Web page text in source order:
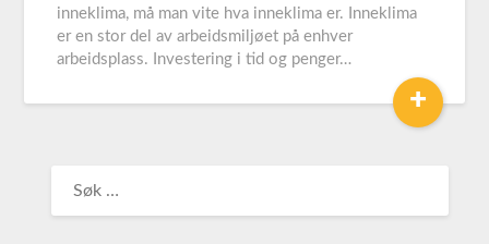
inneklima, må man vite hva inneklima er. Inneklima
er en stor del av arbeidsmiljøet på enhver
arbeidsplass. Investering i tid og penger…
+